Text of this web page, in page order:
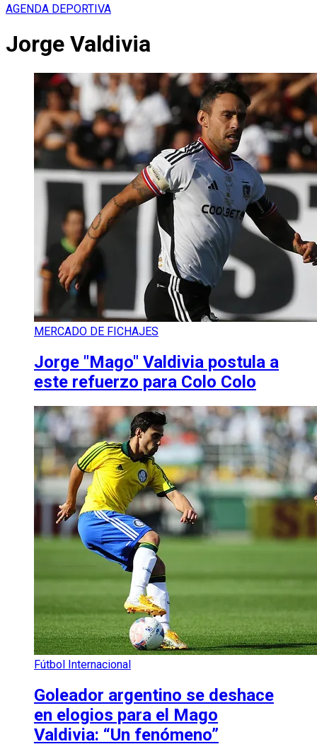
AGENDA DEPORTIVA
Jorge Valdivia
MERCADO DE FICHAJES
Jorge "Mago" Valdivia postula a
este refuerzo para Colo Colo
Fútbol Internacional
Goleador argentino se deshace
en elogios para el Mago
Valdivia: “Un fenómeno”